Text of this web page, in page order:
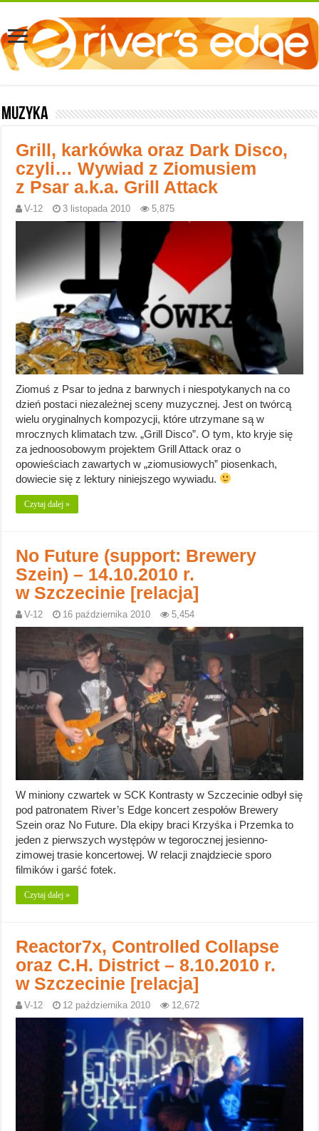
Muzyka
Grill, karkówka oraz Dark Disco,
czyli… Wywiad z Ziomusiem
z Psar a.k.a. Grill Attack
V-12 3 listopada 2010 5,875
Ziomuś z Psar to jedna z barwnych i niespotykanych na co
dzień postaci niezależnej sceny muzycznej. Jest on twórcą
wielu oryginalnych kompozycji, które utrzymane są w
mrocznych klimatach tzw. „Grill Disco”. O tym, kto kryje się
za jednoosobowym projektem Grill Attack oraz o
opowieściach zawartych w „ziomusiowych” piosenkach,
dowiecie się z lektury niniejszego wywiadu.
Czytaj dalej »
No Future (support: Brewery
Szein) – 14.10.2010 r.
w Szczecinie [relacja]
V-12 16 października 2010 5,454
W miniony czwartek w SCK Kontrasty w Szczecinie odbył się
pod patronatem River’s Edge koncert zespołów Brewery
Szein oraz No Future. Dla ekipy braci Krzyśka i Przemka to
jeden z pierwszych występów w tegorocznej jesienno-
zimowej trasie koncertowej. W relacji znajdziecie sporo
filmików i garść fotek.
Czytaj dalej »
Reactor7x, Controlled Collapse
oraz C.H. District – 8.10.2010 r.
w Szczecinie [relacja]
V-12 12 października 2010 12,672